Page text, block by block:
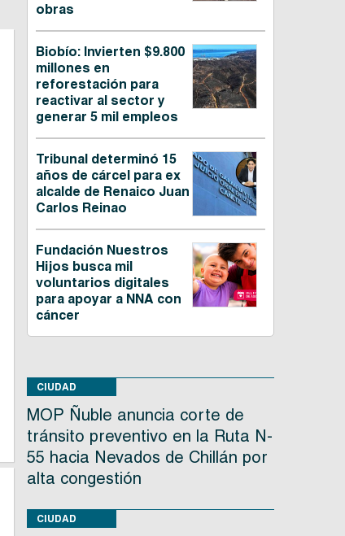
obras
Biobío: Invierten $9.800
millones en
reforestación para
reactivar al sector y
generar 5 mil empleos
Tribunal determinó 15
años de cárcel para ex
alcalde de Renaico Juan
Carlos Reinao
Fundación Nuestros
Hijos busca mil
voluntarios digitales
para apoyar a NNA con
cáncer
CIUDAD
MOP Ñuble anuncia corte de
tránsito preventivo en la Ruta N-
55 hacia Nevados de Chillán por
alta congestión
CIUDAD